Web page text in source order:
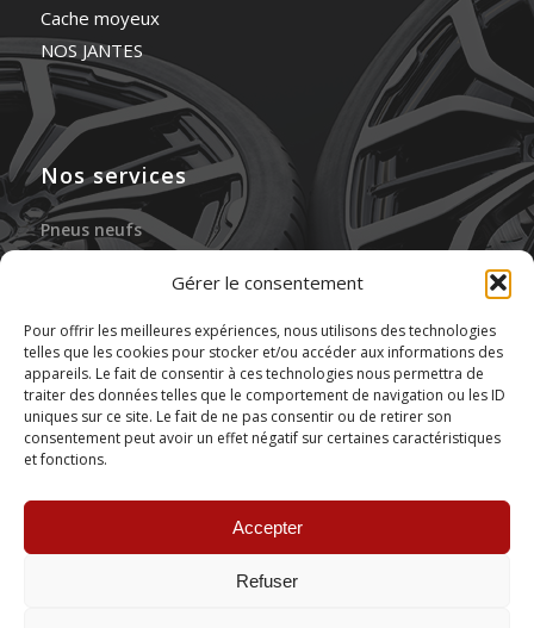
Gérer le consentement
Pour offrir les meilleures expériences, nous utilisons des technologies
telles que les cookies pour stocker et/ou accéder aux informations des
appareils. Le fait de consentir à ces technologies nous permettra de
traiter des données telles que le comportement de navigation ou les ID
uniques sur ce site. Le fait de ne pas consentir ou de retirer son
consentement peut avoir un effet négatif sur certaines caractéristiques
et fonctions.
Accepter
Refuser
Cache moyeux
NOS JANTES
Nos services
Pneus neufs
Gonflage à l’azote
Réparation des pneus
Stockage de pneus
Montage de pneus